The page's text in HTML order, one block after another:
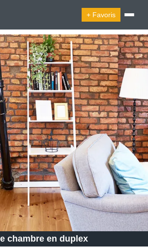
+ Favoris
🔍︎ Rechercher
ℹ︎ À propos
Cabanes
Decoration Noël
Photos
La Semaine Décoration Et Design
Méli-Mélo Suédois
Publi Reportage
Scandinaves
Votre Signe Astrologique
Du Jour
Loft
Écologique
House
Maison D'hôtes
Vintage
On Décode La Déco
Question De Style
Renovation
Tiny House
chambre en duplex